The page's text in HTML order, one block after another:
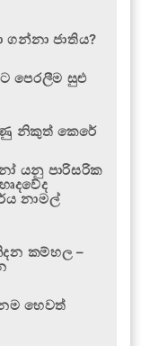
ජාතිය?
පෙරලීම සුළු
නිකුත් කෙරේ
යනු පාරිසරික
නාමල්
කම්හල –
හෙවත්